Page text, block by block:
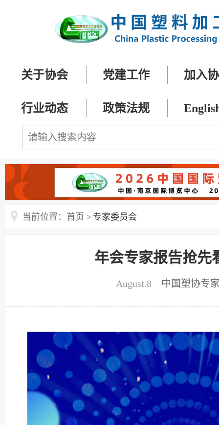
关于协会 党建工作 加入
行业动态 政策法规
当前位置：首页 > 专家委员会
年会专家报告抢先
August.8 中国塑协专